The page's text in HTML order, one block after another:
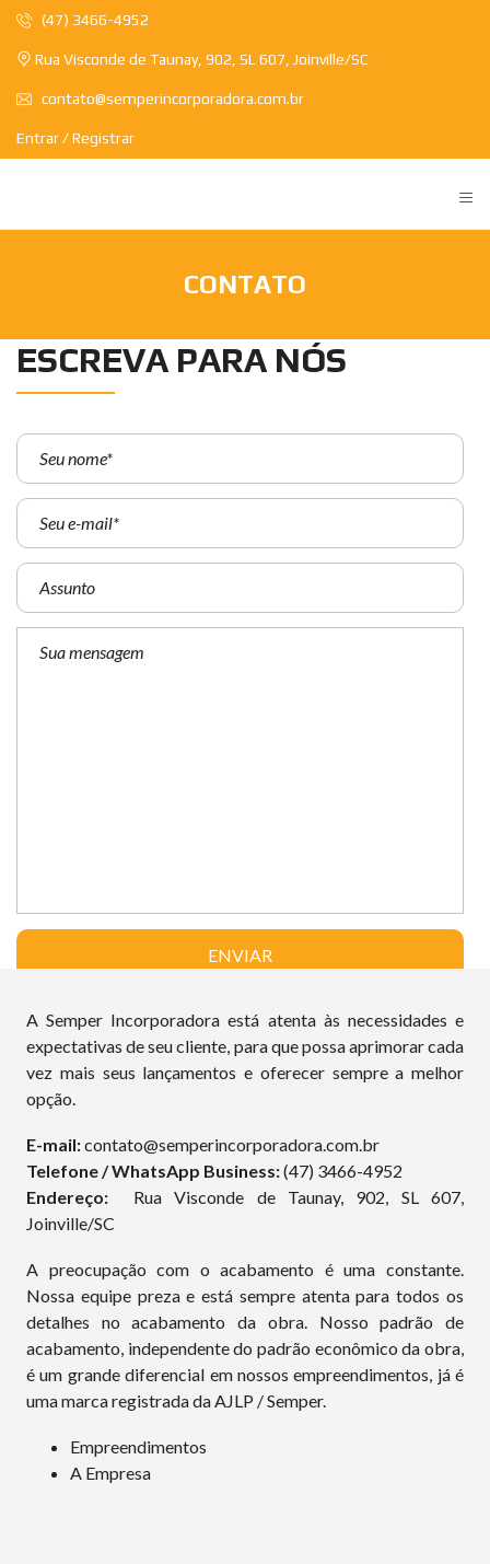
(47) 3466-4952
Rua Visconde de Taunay, 902, SL 607, Joinville/SC
contato@semperincorporadora.com.br
Entrar / Registrar
≡
CONTATO
ESCREVA PARA NÓS
A Semper Incorporadora está atenta às necessidades e
expectativas de seu cliente, para que possa aprimorar cada
vez mais seus lançamentos e oferecer sempre a melhor
opção.
E-mail:contato@semperincorporadora.com.br
Telefone / WhatsApp Business:(47) 3466-4952
Endereço:
Rua Visconde de Taunay, 902, SL 607,
Joinville/SC
A preocupação com o acabamento é uma constante.
Nossa equipe preza e está sempre atenta para todos os
detalhes no acabamento da obra. Nosso padrão de
acabamento, independente do padrão econômico da obra,
é um grande diferencial em nossos empreendimentos, já é
uma marca registrada da AJLP / Semper.
Empreendimentos
A Empresa